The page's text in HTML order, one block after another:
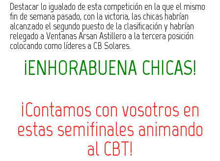
Destacar lo igualado de esta competición en la que el mismo
fin de semana pasado, con la victoria, las chicas habrían
alcanzado el segundo puesto de la clasificación y habrían
relegado a Ventanas Arsan Astillero a la tercera posición
colocando como líderes a CB Solares.
¡ENHORABUENA CHICAS!
¡Contamos con vosotros en
estas semifinales animando
al CBT!